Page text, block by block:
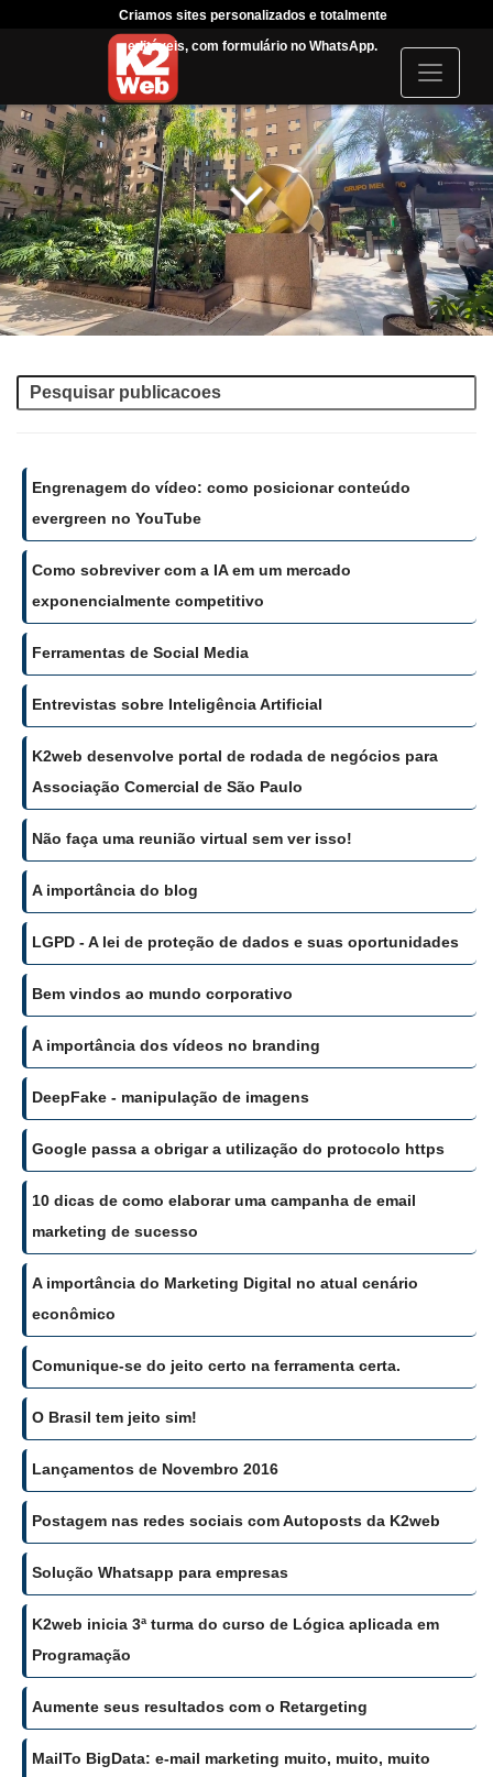
Criamos sites personalizados e totalmente
editáveis, com formulário no WhatsApp.
I
c
o
n
Engrenagem do vídeo: como posicionar conteúdo
evergreen no YouTube
Como sobreviver com a IA em um mercado
exponencialmente competitivo
Ferramentas de Social Media
Entrevistas sobre Inteligência Artificial
K2web desenvolve portal de rodada de negócios para
Associação Comercial de São Paulo
Não faça uma reunião virtual sem ver isso!
A importância do blog
LGPD - A lei de proteção de dados e suas oportunidades
Bem vindos ao mundo corporativo
A importância dos vídeos no branding
DeepFake - manipulação de imagens
Google passa a obrigar a utilização do protocolo https
10 dicas de como elaborar uma campanha de email
marketing de sucesso
A importância do Marketing Digital no atual cenário
econômico
Comunique-se do jeito certo na ferramenta certa.
O Brasil tem jeito sim!
Lançamentos de Novembro 2016
Postagem nas redes sociais com Autoposts da K2web
Solução Whatsapp para empresas
K2web inicia 3ª turma do curso de Lógica aplicada em
Programação
Aumente seus resultados com o Retargeting
MailTo BigData: e-mail marketing muito, muito, muito